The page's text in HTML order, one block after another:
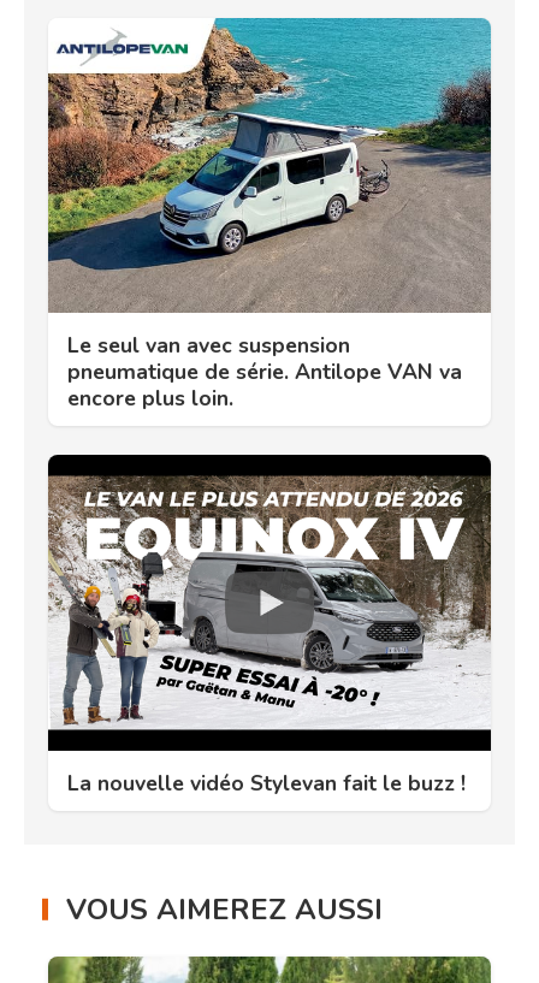
Le seul van avec suspension
pneumatique de série. Antilope VAN va
encore plus loin.
La nouvelle vidéo Stylevan fait le buzz !
VOUS AIMEREZ AUSSI